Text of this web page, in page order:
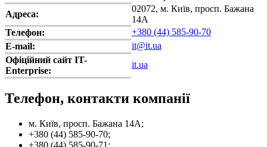
Адреса:
02072, м. Київ, просп. Бажана
14А
Телефон:
+380 (44) 585-90-70
E-mail:
it@it.ua
Офіційний сайт IT-
Enterprise:
it.ua
Телефон, контакти компанії
м. Київ, просп. Бажана 14А;
+380 (44) 585-90-70;
+380 (44) 585-90-71;